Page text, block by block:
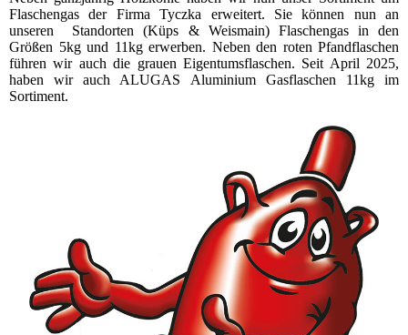
Flaschengas der Firma Tyczka erweitert. Sie können nun an
unseren Standorten (Küps & Weismain) Flaschengas in den
Größen 5kg und 11kg erwerben. Neben den roten Pfandflaschen
führen wir auch die grauen Eigentumsflaschen. Seit April 2025,
haben wir auch ALUGAS Aluminium Gasflaschen 11kg im
Sortiment.